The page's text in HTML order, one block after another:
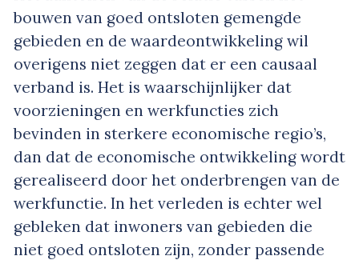
bouwen van goed ontsloten gemengde
gebieden en de waardeontwikkeling wil
overigens niet zeggen dat er een causaal
verband is. Het is waarschijnlijker dat
voorzieningen en werkfuncties zich
bevinden in sterkere economische regio’s,
dan dat de economische ontwikkeling wordt
gerealiseerd door het onderbrengen van de
werkfunctie. In het verleden is echter wel
gebleken dat inwoners van gebieden die
niet goed ontsloten zijn, zonder passende